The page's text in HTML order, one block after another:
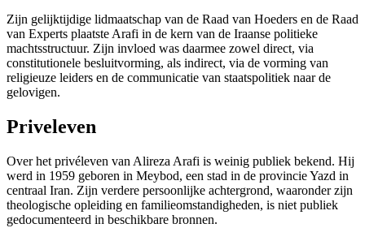
Zijn gelijktijdige lidmaatschap van de Raad van Hoeders en de Raad
van Experts plaatste Arafi in de kern van de Iraanse politieke
machtsstructuur. Zijn invloed was daarmee zowel direct, via
constitutionele besluitvorming, als indirect, via de vorming van
religieuze leiders en de communicatie van staatspolitiek naar de
gelovigen.
Priveleven
Over het privéleven van Alireza Arafi is weinig publiek bekend. Hij
werd in 1959 geboren in Meybod, een stad in de provincie Yazd in
centraal Iran. Zijn verdere persoonlijke achtergrond, waaronder zijn
theologische opleiding en familieomstandigheden, is niet publiek
gedocumenteerd in beschikbare bronnen.